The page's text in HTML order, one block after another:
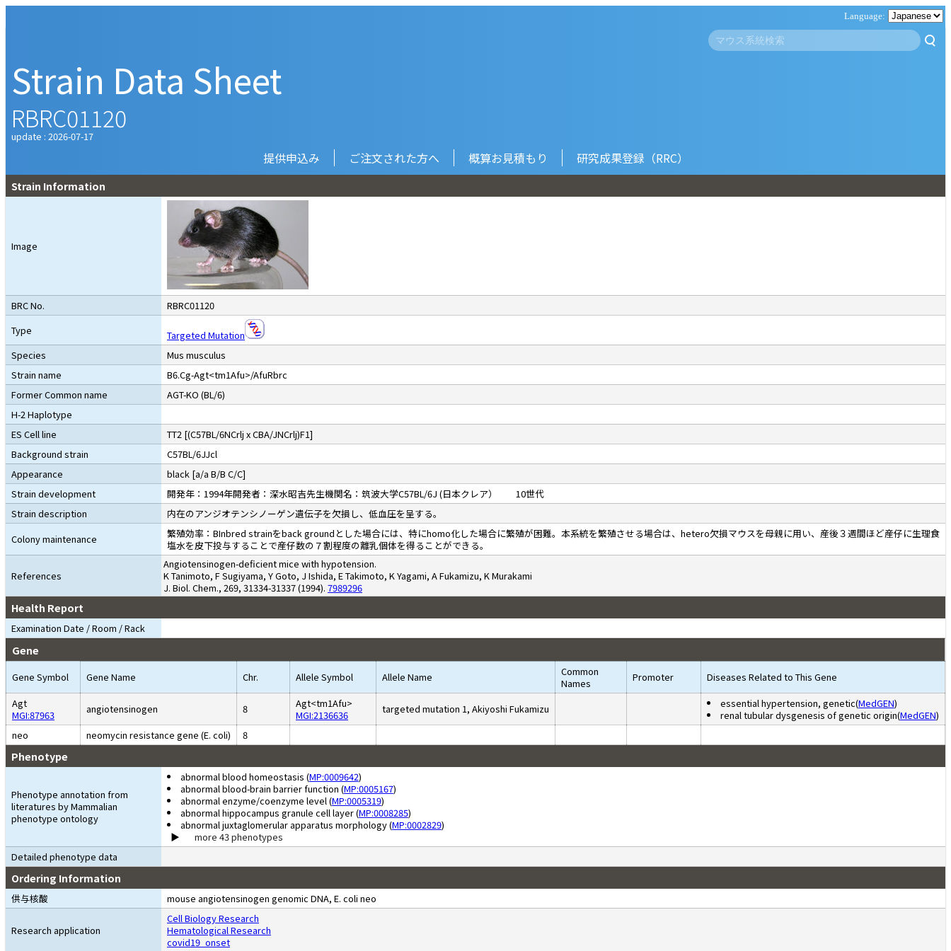
Strain Data Sheet
RBRC01120
update : 2026-07-17
提供申込み ご注文された方へ 概算お見積もり 研究成果登録（RRC）
Strain Information
Image
BRC No.
RBRC01120
Type
Targeted Mutation
Species
Mus musculus
Strain name
B6.Cg-Agt<tm1Afu>/AfuRbrc
Former Common name
AGT-KO (BL/6)
H-2 Haplotype
ES Cell line
TT2 [(C57BL/6NCrlj x CBA/JNCrlj)F1]
Background strain
C57BL/6JJcl
Appearance
black [a/a B/B C/C]
Strain development
開発年：1994年開発者：深水昭吉先生機関名：筑波大学C57BL/6J (日本クレア） 10世代
Strain description
内在のアンジオテンシノーゲン遺伝子を欠損し、低血圧を呈する。
Colony maintenance
繁殖効率：BInbred strainをback groundとした場合には、特にhomo化した場合に繁殖が困難。本系統を繁殖させる場合は、hetero欠損マウスを母親に用い、産後３週間ほど産仔に生理食
塩水を皮下投与することで産仔数の７割程度の離乳個体を得ることができる。
References
Angiotensinogen-deficient mice with hypotension.
K Tanimoto, F Sugiyama, Y Goto, J Ishida, E Takimoto, K Yagami, A Fukamizu, K Murakami
J. Biol. Chem., 269, 31334-31337 (1994). 7989296
Health Report
Examination Date / Room / Rack
Gene
Gene Symbol Gene Name Chr. Allele Symbol Allele Name
Common
Names
Promoter
Diseases Related to This Gene
Agt
MGI:87963
angiotensinogen 8
Agt<tm1Afu>
MGI:2136636
targeted mutation 1, Akiyoshi Fukamizu essential hypertension, genetic(MedGEN)
renal tubular dysgenesis of genetic origin(MedGEN)
neo
neomycin resistance gene (E. coli) 8
Phenotype
Phenotype annotation from
literatures by Mammalian
phenotype ontology
abnormal blood homeostasis (MP:0009642)
abnormal blood-brain barrier function (MP:0005167)
abnormal enzyme/coenzyme level (MP:0005319)
abnormal hippocampus granule cell layer (MP:0008285)
abnormal juxtaglomerular apparatus morphology (MP:0002829)
more 43 phenotypes
Detailed phenotype data
Ordering Information
供与核酸 mouse angiotensinogen genomic DNA, E. coli neo
Research application
Cell Biology Research
Hematological Research
covid19_onset